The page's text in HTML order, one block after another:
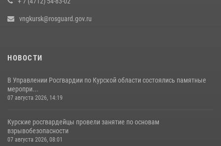
vngkursk@rosguard.gov.ru
НОВОСТИ
В Управлении Росгвардии по Курской области состоялись памятные
меропри...
07 августа 2026, 14:19
Курские росгвардейцы провели занятие по основам
взрывобезопасности
07 августа 2026, 08:01